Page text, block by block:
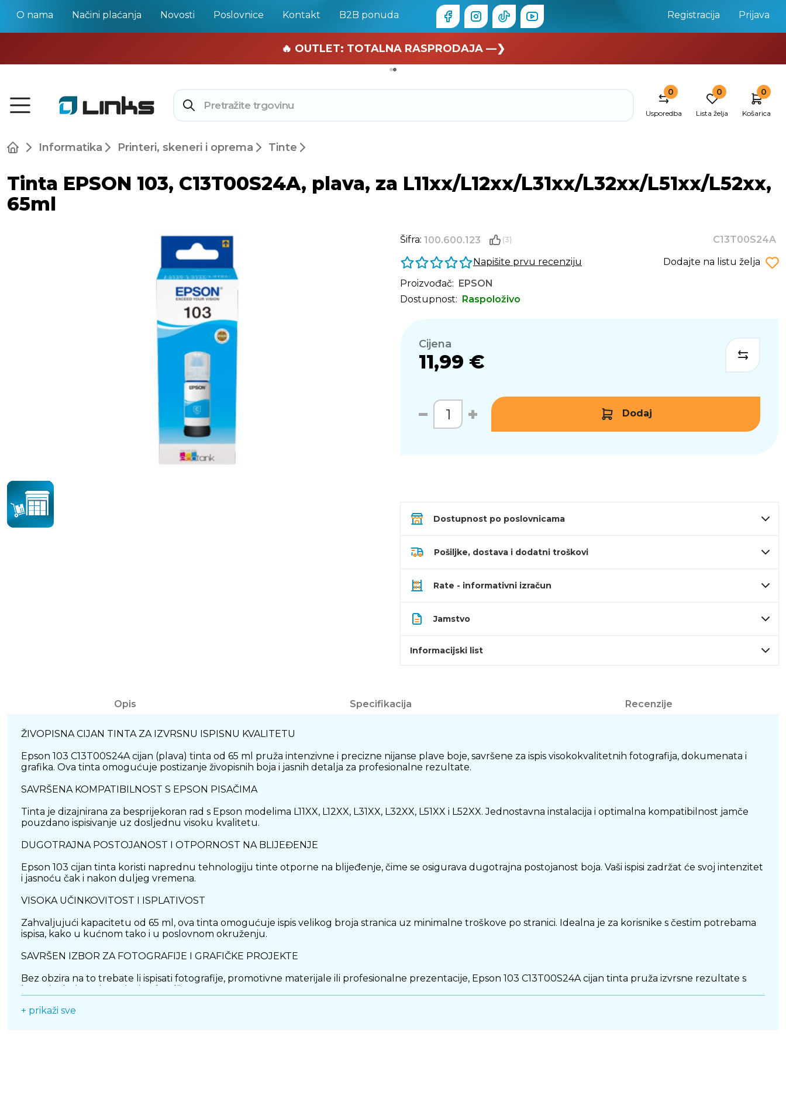
O nama Načini plaćanja Novosti Poslovnice Kontakt B2B ponuda Registracija Prijava
🏄 Zaslužuješ odmor —❯
🔥 OUTLET: TOTALNA RASPRODAJA —❯
0
Usporedba
0
Lista želja
0
Košarica
Informatika Printeri, skeneri i oprema Tinte
Tinta EPSON 103, C13T00S24A, plava, za L11xx/L12xx/L31xx/L32xx/L51xx/L52xx,
65ml
Šifra: 100.600.123 (3)
C13T00S24A
Napišite prvu recenziju
Dodajte na listu želja
Proizvođač: EPSON
Dostupnost: Raspoloživo
Cijena
11,99 €
Dodaj
Dostupnost po poslovnicama
Pošiljke, dostava i dodatni troškovi
Rate - informativni izračun
Jamstvo
Informacijski list
Opis Specifikacija Recenzije
ŽIVOPISNA CIJAN TINTA ZA IZVRSNU ISPISNU KVALITETU
Epson 103 C13T00S24A cijan (plava) tinta od 65 ml pruža intenzivne i precizne nijanse plave boje, savršene za ispis visokokvalitetnih fotografija, dokumenata i
grafika. Ova tinta omogućuje postizanje živopisnih boja i jasnih detalja za profesionalne rezultate.
SAVRŠENA KOMPATIBILNOST S EPSON PISAČIMA
Tinta je dizajnirana za besprijekoran rad s Epson modelima L11XX, L12XX, L31XX, L32XX, L51XX i L52XX. Jednostavna instalacija i optimalna kompatibilnost jamče
pouzdano ispisivanje uz dosljednu visoku kvalitetu.
DUGOTRAJNA POSTOJANOST I OTPORNOST NA BLIJEĐENJE
Epson 103 cijan tinta koristi naprednu tehnologiju tinte otporne na blijeđenje, čime se osigurava dugotrajna postojanost boja. Vaši ispisi zadržat će svoj intenzitet
i jasnoću čak i nakon duljeg vremena.
VISOKA UČINKOVITOST I ISPLATIVOST
Zahvaljujući kapacitetu od 65 ml, ova tinta omogućuje ispis velikog broja stranica uz minimalne troškove po stranici. Idealna je za korisnike s čestim potrebama
ispisa, kako u kućnom tako i u poslovnom okruženju.
SAVRŠEN IZBOR ZA FOTOGRAFIJE I GRAFIČKE PROJEKTE
Bez obzira na to trebate li ispisati fotografije, promotivne materijale ili profesionalne prezentacije, Epson 103 C13T00S24A cijan tinta pruža izvrsne rezultate s
bogatim bojama i preciznim detaljima.
+ prikaži sve